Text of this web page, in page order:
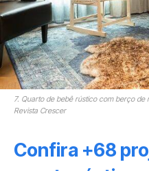
7. Quarto de bebê rústico com berço
Revista Crescer
Confira +68